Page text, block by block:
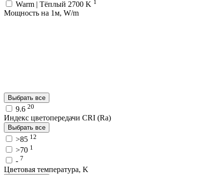
Warm | Тёплый 2700 K 1
Мощность на 1м, W/m
Выбрать все
9.6 20
Индекс цветопередачи CRI (Ra)
Выбрать все
>85 12
>70 1
- 7
Цветовая температура, K